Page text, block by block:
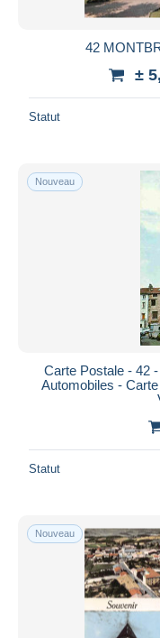
42
±
Statut
Nouveau
Carte Postale - 42
Automobiles -
Statut
Nouveau